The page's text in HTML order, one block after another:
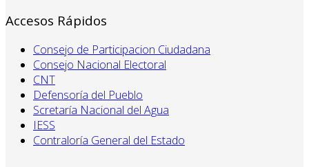
Accesos Rápidos
Consejo de Participacion Ciudadana
Consejo Nacional Electoral
CNT
Defensoría del Pueblo
Scretaría Nacional del Agua
IESS
Contraloría General del Estado